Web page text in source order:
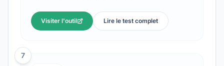
Visiter l'outil Lire le test complet
7